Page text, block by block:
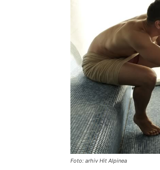
Foto: arhiv Hit Alpinea